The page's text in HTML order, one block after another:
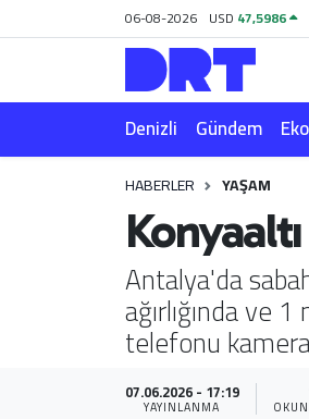
06-08-2026 USD 47,5986
Denizli Gündem
HABERLER YAŞAM
Antalya'da
ağırlığında ve
telefonu
07.06.2026 - 17:19
YAYINLANMA
Gündem
Ekonomi
Magazin
Hava Durumu
Trafik Durumu
Puan Durumu ve Fikstür
Tüm Manşetler
Son Dakika Haberleri
Haber Arşivi